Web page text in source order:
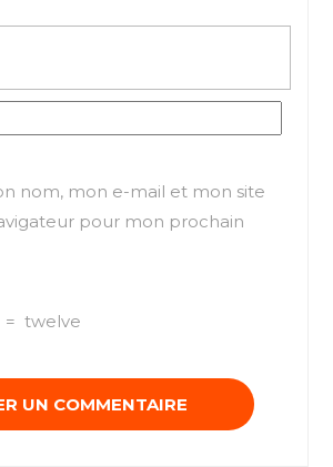
nom, mon e-mail et mon site
pour mon prochain
= twelve